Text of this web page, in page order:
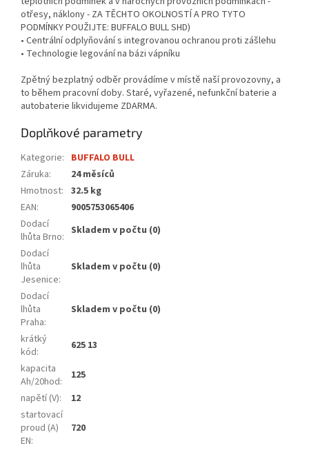
otřesy, náklony - ZA TĚCHTO OKOLNOSTÍ A PRO TYTO
PODMÍNKY POUŽIJTE: BUFFALO BULL SHD)
• Centrální odplyňování s integrovanou ochranou proti zášlehu
• Technologie legování na bázi vápníku
Zpětný bezplatný odběr provádíme v místě naší provozovny, a
to během pracovní doby. Staré, vyřazené, nefunkční baterie a
autobaterie likvidujeme ZDARMA.
Doplňkové parametry
Kategorie: BUFFALO BULL
Záruka:
24 měsíců
Hmotnost: 32.5 kg
EAN:
9005753065406
Dodací
lhůta Brno: Skladem v počtu (0)
Dodací
lhůta
Jesenice:
Skladem v počtu (0)
Dodací
lhůta
Praha:
Skladem v počtu (0)
krátký
kód:
625 13
kapacita
Ah/20hod:
125
napětí (V):
12
startovací
proud (A)
EN:
720